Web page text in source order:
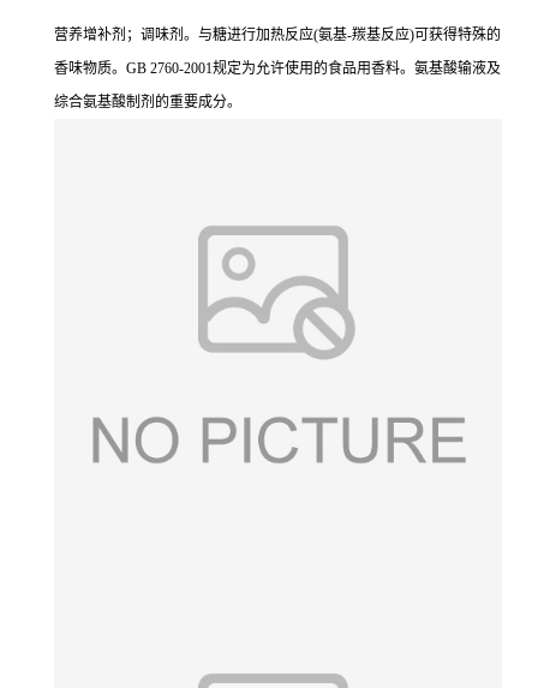
营养增补剂；调味剂。与糖进行加热反应(氨基-羰基反应)可获得特殊的
香味物质。GB 2760-2001规定为允许使用的食品用香料。氨基酸输液及
综合氨基酸制剂的重要成分。